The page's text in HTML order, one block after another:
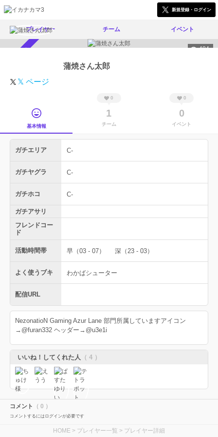
新規登録・ログイン
プレイヤー チーム イベント
484
蒲焼さん太郎
𝕏 ページ
基本情報
0
1
チーム
0
0
イベント
ガチエリア C-
ガチヤグラ C-
ガチホコ C-
ガチアサリ
フレンドコー
ド
活動時間帯 早（03 - 07） 深（23 - 03）
よく使うブキ わかばシューター
配信URL
NezonatioN Gaming Azur Lane 部門所属していますアイコン
→@furan332 ヘッダー→@u3e1i
いいね！してくれた人 （ 4 ）
コメント （ 0 ）
コメントするにはログインが必要です
HOME > プレイヤー一覧 > プレイヤー詳細